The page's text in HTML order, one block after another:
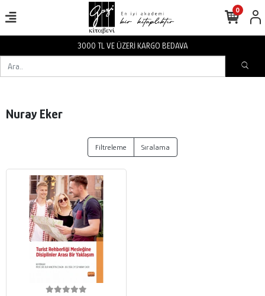
3000 TL VE ÜZERİ KARGO BEDAVA
0
Nuray Eker
Filtreleme Sıralama